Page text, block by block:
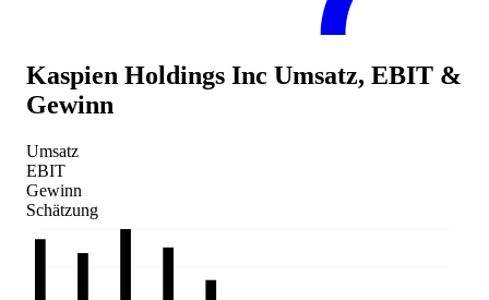
Kaspien Holdings Inc Umsatz, EBIT &
Gewinn
Umsatz
EBIT
Gewinn
Schätzung